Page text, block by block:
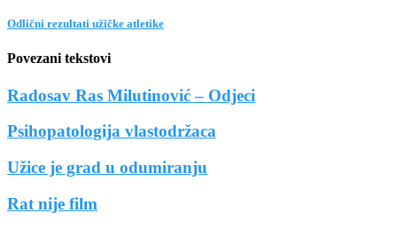
Odlični rezultati užičke atletike
Povezani tekstovi
Radosav Ras Milutinović – Odjeci
Psihopatologija vlastodržaca
Užice je grad u odumiranju
Rat nije film